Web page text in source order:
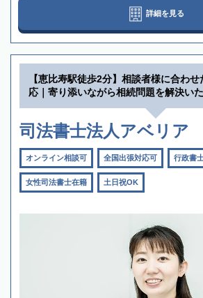
詳細を見る
【恵比寿駅徒歩2分】相談者様に合わ
応｜寄り添いながら相続問題を解決い
司法書士法人アベリア
オンライン相談可 全国出張対応可 行政書
女性司法書士在籍 土日祝OK